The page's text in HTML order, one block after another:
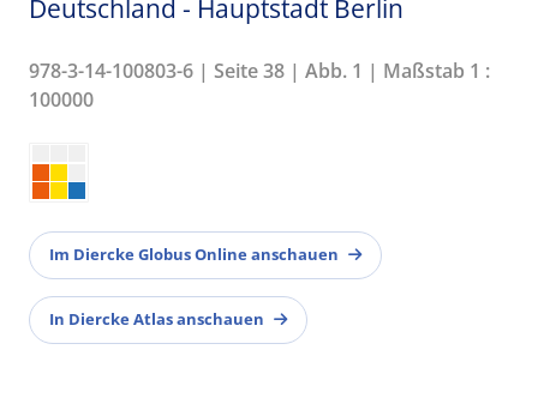
Deutschland - Hauptstadt Berlin
978-3-14-100803-6 | Seite 38 | Abb. 1 | Maßstab 1 :
100000
Im Diercke Globus Online anschauen
In Diercke Atlas anschauen